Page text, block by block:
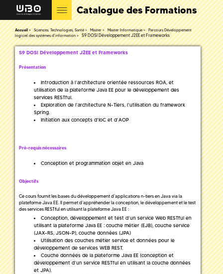
Catalogue des Formations
Accueil Sciences, Technologies, Santé Master Master Informatique
Parcours Développement
logiciel des systèmes d'information
S9 DOSI Développement J2EE et Frameworks
S9 DOSI Développement J2EE et Frameworks
Présentation
Introduction à l’architecture orientée ressources ROA, et
utilisation de la plateforme Java EE pour le développement des
services RESTful.
Exploration de l’architecture N-Tiers, l’utilisation du framework
Spring.
Initiation aux concepts d’IoC et d’AOP
Pré-requis nécessaires
Conception et programmation objet en Java
Objectifs
Ce cours fournit les bases du développement d’applications n-tiers en Java via la
plateforme Java EE. Il permet d’appréhender la conception, le développement et le test
des services RESTful en utilisant la plateforme Java EE :
Conception, développement et test d’un service Web RESTful en
utilisant la plateforme Java EE : couche métier (EJB), couche service
(JAX-RS, JSON-P), couche données (JPA)
Utilisation des couches métier service et données pour le
développement de services WEB REST.
Couche données de la plateforme Java EE (conception et
développement d’un service RESTful en utilisant la couche données
et JPA).